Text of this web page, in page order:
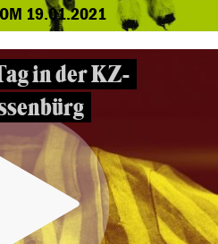
19.01.2021
in der KZ-